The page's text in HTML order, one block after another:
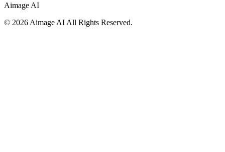
Aimage AI
© 2026 Aimage AI All Rights Reserved.